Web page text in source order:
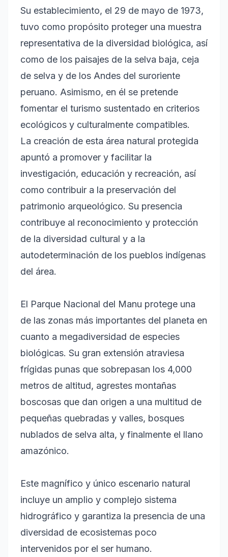
Su establecimiento, el 29 de mayo de 1973,
tuvo como propósito proteger una muestra
representativa de la diversidad biológica, así
como de los paisajes de la selva baja, ceja
de selva y de los Andes del suroriente
peruano. Asimismo, en él se pretende
fomentar el turismo sustentado en criterios
ecológicos y culturalmente compatibles.
La creación de esta área natural protegida
apuntó a promover y facilitar la
investigación, educación y recreación, así
como contribuir a la preservación del
patrimonio arqueológico. Su presencia
contribuye al reconocimiento y protección
de la diversidad cultural y a la
autodeterminación de los pueblos indígenas
del área.
El Parque Nacional del Manu protege una
de las zonas más importantes del planeta en
cuanto a megadiversidad de especies
biológicas. Su gran extensión atraviesa
frígidas punas que sobrepasan los 4,000
metros de altitud, agrestes montañas
boscosas que dan origen a una multitud de
pequeñas quebradas y valles, bosques
nublados de selva alta, y finalmente el llano
amazónico.
Este magnífico y único escenario natural
incluye un amplio y complejo sistema
hidrográfico y garantiza la presencia de una
diversidad de ecosistemas poco
intervenidos por el ser humano.